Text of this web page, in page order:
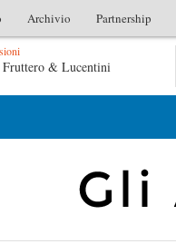
Archivio Partnership
& Lucentini